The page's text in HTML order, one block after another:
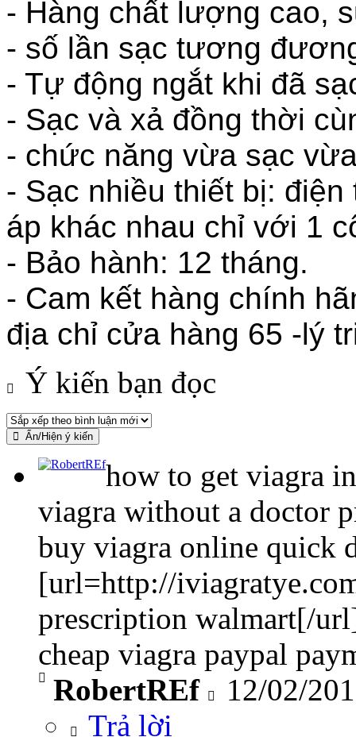
- Hàng chất lượng cao,
- số lần sạc tương
- Tự động ngắt khi đã
- Sạc và xả đồng thời
- chức năng vừa sạc
- Sạc nhiều thiết bị:
áp khác nhau chỉ với 1
- Bảo hành: 12 tháng.
- Cam kết hàng chính
địa chỉ cửa hàng 65 -lý
Ý kiến bạn đọc
Ẩn/Hiện ý kiến
how to get viagra
viagra without a doctor
buy viagra online quick
[url=http://
prescription walmart[/
cheap viagra paypal
RobertREf
12/02/
Trả lời